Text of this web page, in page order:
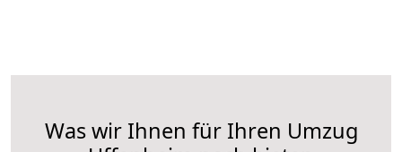
Was wir Ihnen für Ihren Umzug